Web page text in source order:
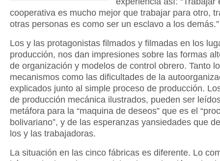
cooperativa es mucho mejor que trabajar para otro,
otras personas es como ser un esclavo a los demás.”
Los y las protagonistas filmados y filmadas en los
producción, nos dan impresiones sobre las formas
de organización y modelos de control obrero. Tanto
mecanismos como las dificultades de la
explicados junto al simple proceso de producción.
de producción mecánica ilustrados, pueden ser
metáfora para la “maquina de deseos” que es el
bolivariano”, y de las esperanzas yansiedades que
los y las trabajadoras.
La situación en las cinco fábricas es diferente. Lo